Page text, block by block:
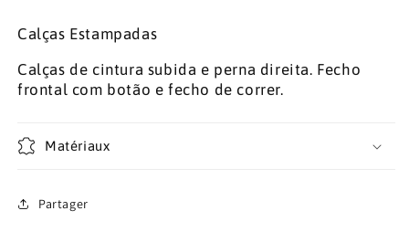
Calças Estampadas
Calças de cintura subida e perna direita. Fecho
frontal com botão e fecho de correr.
Matériaux
Partager